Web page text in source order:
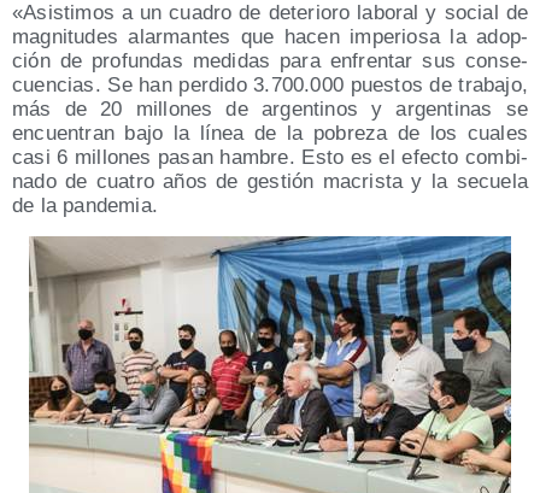
«Asis­ti­mos a un cua­dro de dete­rio­ro labo­ral y social de
mag­ni­tu­des alar­man­tes que hacen impe­rio­sa la adop­
ción de pro­fun­das medi­das para enfren­tar sus con­se­
cuen­cias. Se han per­di­do 3.700.000 pues­tos de tra­ba­jo,
más de 20 millo­nes de argen­ti­nos y argen­ti­nas se
encuen­tran bajo la línea de la pobre­za de los cua­les
casi 6 millo­nes pasan ham­bre. Esto es el efec­to com­bi­
na­do de cua­tro años de ges­tión macris­ta y la secue­la
de la pandemia.